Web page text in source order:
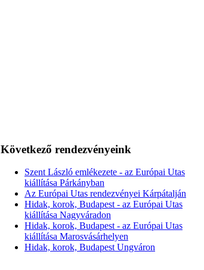
Következő rendezvényeink
Szent László emlékezete - az Európai Utas
kiállítása Párkányban
Az Európai Utas rendezvényei Kárpátalján
Hidak, korok, Budapest - az Európai Utas
kiállítása Nagyváradon
Hidak, korok, Budapest - az Európai Utas
kiállítása Marosvásárhelyen
Hidak, korok, Budapest Ungváron